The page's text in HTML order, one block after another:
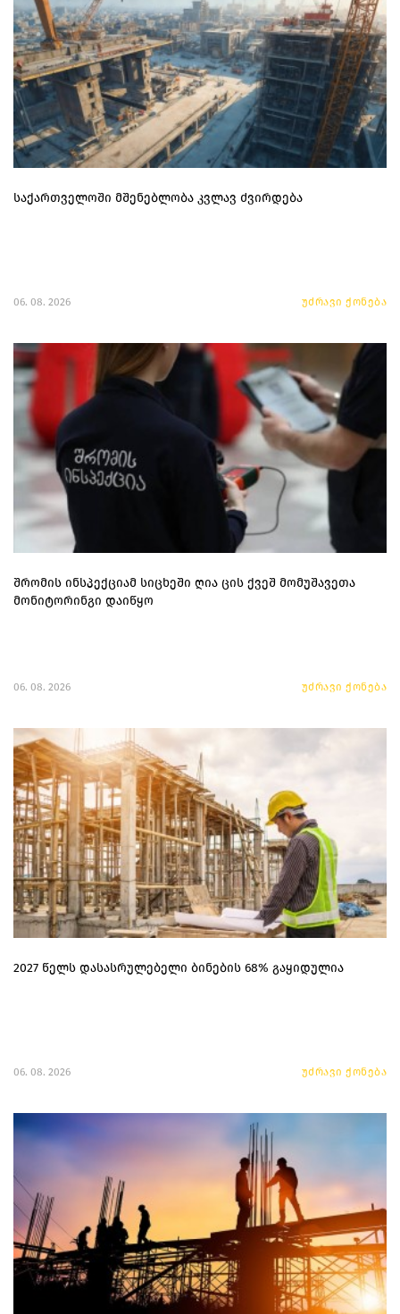
საქართველოში მშენებლობა კვლავ ძვირდება
06. 08. 2026 უძრავი ქონება
შრომის ინსპექციამ სიცხეში ღია ცის ქვეშ მომუშავეთა
მონიტორინგი დაიწყო
06. 08. 2026 უძრავი ქონება
2027 წელს დასასრულებელი ბინების 68% გაყიდულია
06. 08. 2026 უძრავი ქონება